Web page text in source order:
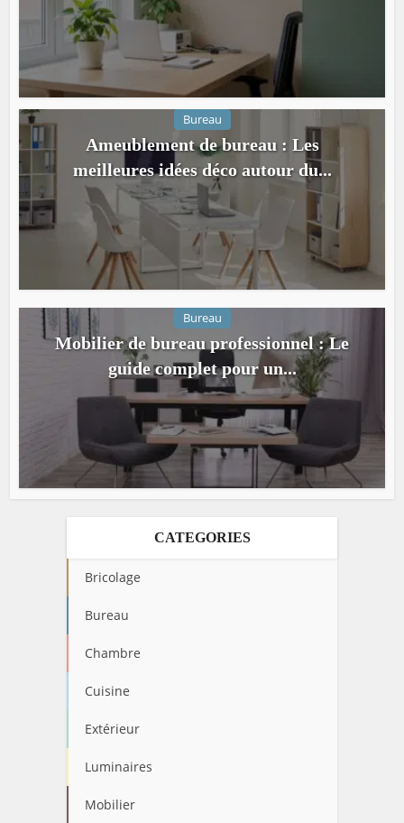
Bureau
Ameublement de bureau : Les
meilleures idées déco autour du...
Bureau
Mobilier de bureau professionnel : Le
guide complet pour un...
CATEGORIES
Bricolage
Bureau
Chambre
Cuisine
Extérieur
Luminaires
Mobilier